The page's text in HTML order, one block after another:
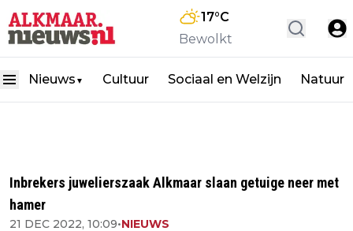
17°C
Bewolkt
Nieuws ▼ Cultuur Sociaal en Welzijn Natuur
Inbrekers juwelierszaak Alkmaar slaan getuige neer met
hamer
21 DEC 2022, 10:09•NIEUWS